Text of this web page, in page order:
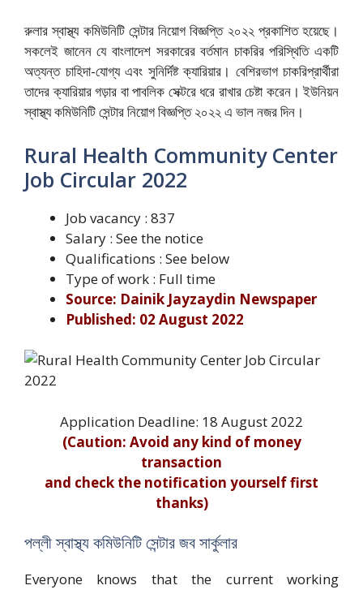
রুলার স্বাস্থ্য কমিউনিটি সেন্টার নিয়োগ বিজ্ঞপ্তি ২০২২ প্রকাশিত হয়েছে।
সকলেই জানেন যে বাংলাদেশ সরকারের বর্তমান চাকরির পরিস্থিতি একটি
অত্যন্ত চাহিদা-যোগ্য এবং সুনির্দিষ্ট ক্যারিয়ার। বেশিরভাগ চাকরিপ্রার্থীরা
তাদের ক্যারিয়ার গড়ার বা পাবলিক সেক্টরে ধরে রাখার চেষ্টা করেন। ইউনিয়ন
স্বাস্থ্য কমিউনিটি সেন্টার নিয়োগ বিজ্ঞপ্তি ২০২২ এ ভাল নজর দিন।
Rural Health Community Center
Job Circular 2022
Job vacancy : 837
Salary : See the notice
Qualifications : See below
Type of work : Full time
Source: Dainik Jayzaydin Newspaper
Published: 02 August 2022
Application Deadline: 18 August 2022
(Caution: Avoid any kind of money
transaction
and check the notification yourself first
thanks)
পল্লী স্বাস্থ্য কমিউনিটি সেন্টার জব সার্কুলার
Everyone knows that the current working